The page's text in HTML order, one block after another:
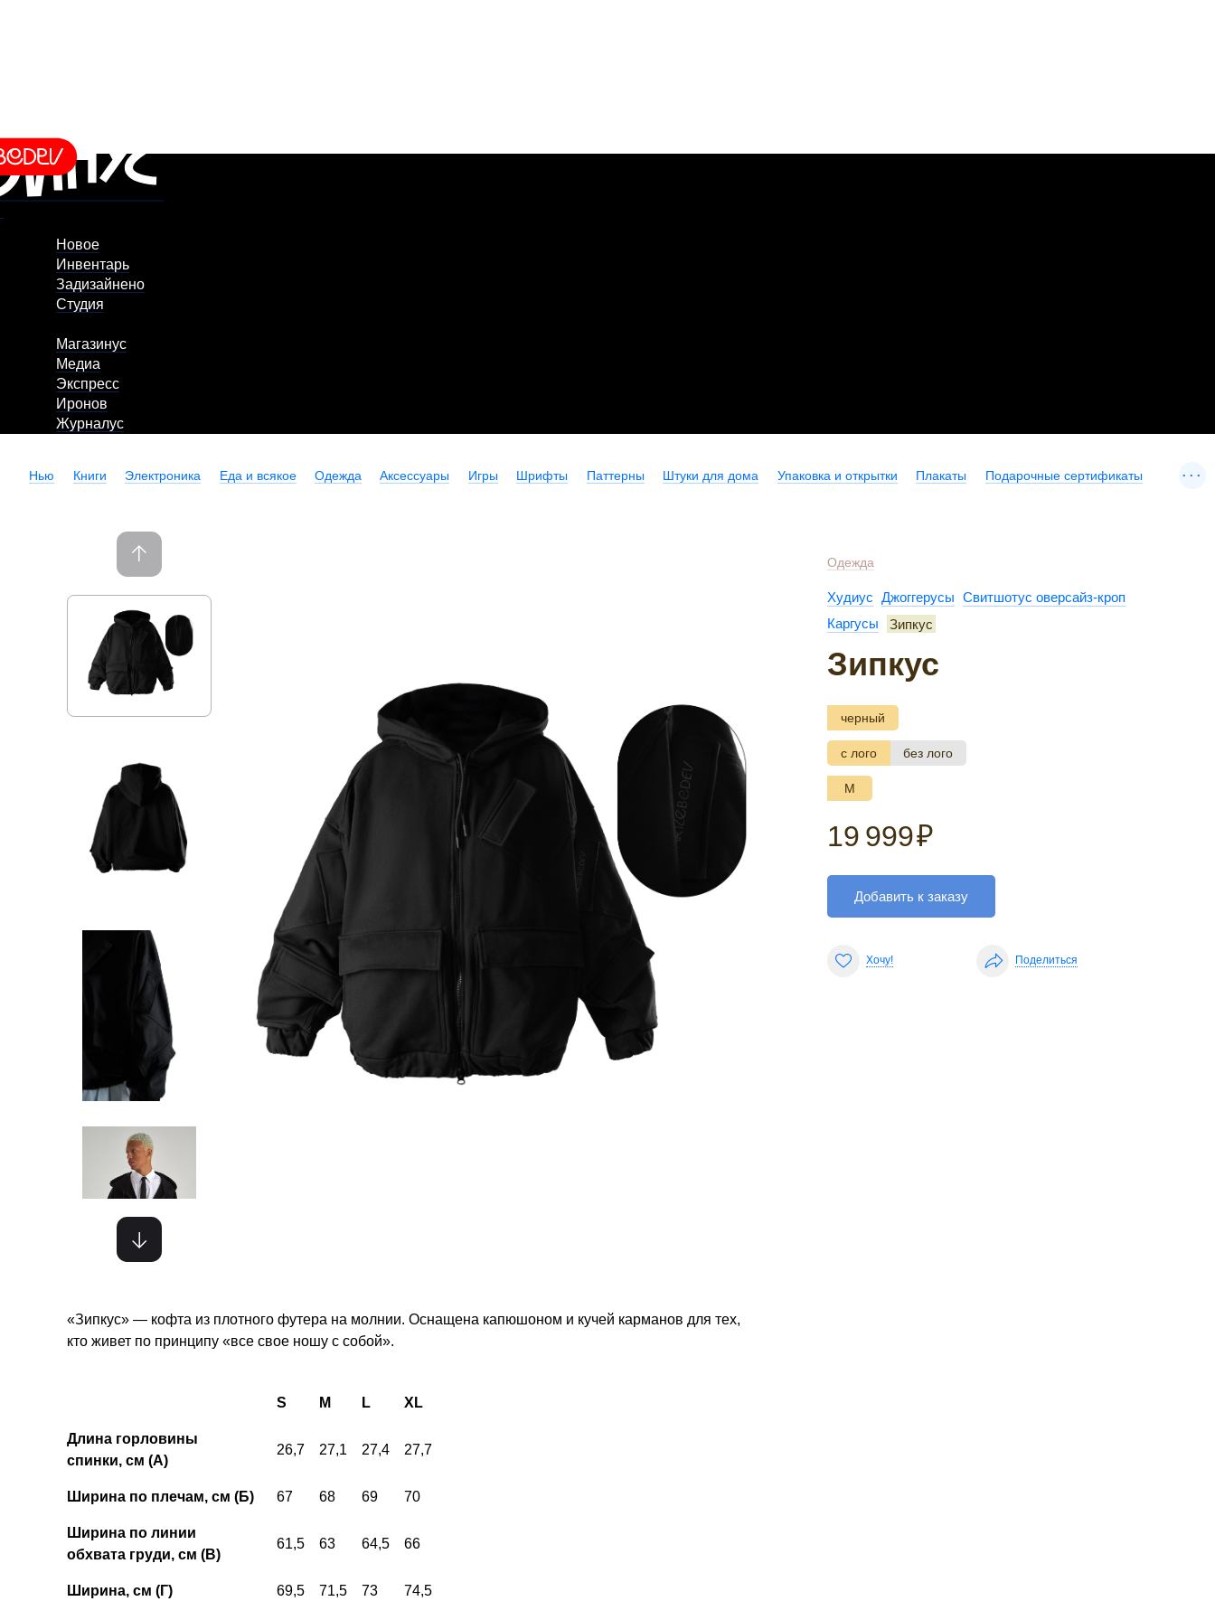
Новое
Инвентарь
Задизайнено
Студия
Магазинус
Медиа
Экспресс
Иронов
Журналус
Нью Книги Электроника Еда и всякое Одежда Аксессуары Игры Шрифты Паттерны Штуки для дома Упаковка и открытки Плакаты Подарочные сертификаты ...
Одежда
Худиус Джоггерусы
Свитшотус оверсайз-кроп
Каргусы
Зипкус
Зипкус
черный
с лого без лого
M
19 999₽
Добавить к заказу
Хочу! Поделиться
«Зипкус» — кофта из плотного футера на молнии. Оснащена капюшоном и кучей карманов для тех,
кто живет по принципу «все свое ношу с собой».
S M L XL
Длина горловины
спинки, см (А)
26,7 27,1 27,4 27,7
Ширина по плечам, см (Б) 67 68 69 70
Ширина по линии
обхвата груди, см (В)
61,5 63 64,5 66
Ширина, см (Г) 69,5 71,5 73 74,5